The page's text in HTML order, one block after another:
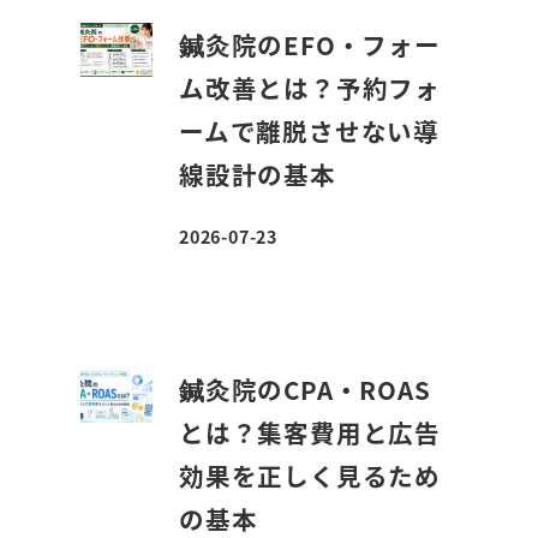
鍼灸院のEFO・フォー
ム改善とは？予約フォ
ームで離脱させない導
線設計の基本
投稿日
2026-07-23
鍼灸院のCPA・ROAS
とは？集客費用と広告
効果を正しく見るため
の基本